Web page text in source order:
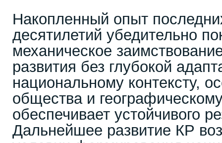
Накопленный опыт
десятилетий убедительно
механическое
развития без глубокой
национальному контексту,
общества и
обеспечивает устойчивого
Дальнейшее развитие КР